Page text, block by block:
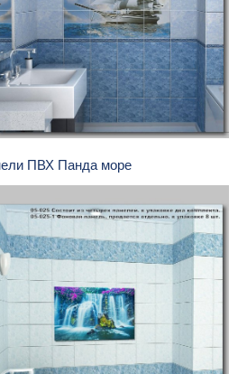
ПВХ Панда море